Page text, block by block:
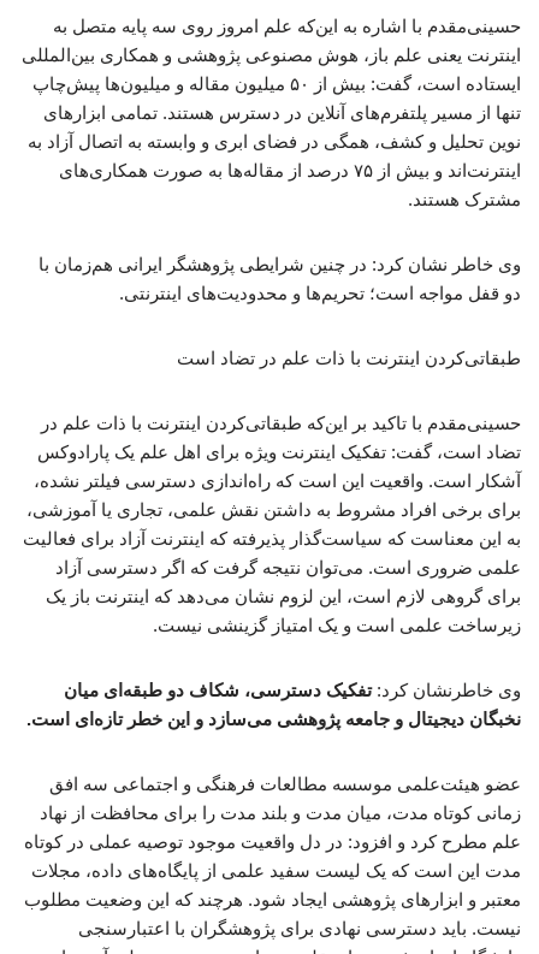
حسینی‌مقدم با اشاره به این‌که علم امروز روی سه پایه متصل به
اینترنت یعنی علم باز، هوش مصنوعی پژوهشی و همکاری بین‌المللی
ایستاده است، گفت: بیش از ۵۰ میلیون مقاله و میلیون‌ها پیش‌چاپ
تنها از مسیر پلتفرم‌های آنلاین در دسترس هستند. تمامی ابزارهای
نوین تحلیل و کشف، همگی در فضای ابری و وابسته به اتصال آزاد به
اینترنت‌اند و بیش از ۷۵ درصد از مقاله‌ها به صورت همکاری‌های
مشترک هستند.
وی خاطر نشان کرد: در چنین شرایطی پژوهشگر ایرانی هم‌زمان با
دو قفل مواجه است؛ تحریم‌ها و محدودیت‌های اینترنتی.
طبقاتی‌کردن اینترنت با ذات علم در تضاد است
حسینی‌مقدم با تاکید بر این‌که طبقاتی‌کردن اینترنت با ذات علم در
تضاد است، گفت: تفکیک اینترنت ویژه برای اهل علم یک پارادوکس
آشکار است. واقعیت این است که راه‌اندازی دسترسی فیلتر نشده،
برای برخی افراد مشروط به داشتن نقش علمی، تجاری یا آموزشی،
به این معناست که سیاست‌گذار پذیرفته که اینترنت آزاد برای فعالیت
علمی ضروری است. می‌توان نتیجه گرفت که اگر دسترسی آزاد
برای گروهی لازم است، این لزوم نشان می‌دهد که اینترنت باز یک
زیرساخت علمی است و یک امتیاز گزینشی نیست.
وی خاطرنشان کرد:تفکیک دسترسی، شکاف دو طبقه‌ای میان
نخبگان دیجیتال و جامعه پژوهشی می‌سازد و این خطر تازه‌ای است.
عضو هیئت‌علمی موسسه مطالعات فرهنگی و اجتماعی سه افق
زمانی کوتاه مدت، میان مدت و بلند مدت را برای محافظت از نهاد
علم مطرح کرد و افزود: در دل واقعیت موجود توصیه عملی در کوتاه
مدت این است که یک لیست سفید علمی از پایگاه‌های داده، مجلات
معتبر و ابزارهای پژوهشی ایجاد شود. هرچند که این وضعیت مطلوب
نیست. باید دسترسی نهادی برای پژوهشگران با اعتبارسنجی